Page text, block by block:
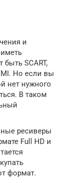
и
SCART,
Но если вы
нет нужного
В таком
ресиверы
Full HD и
формат.